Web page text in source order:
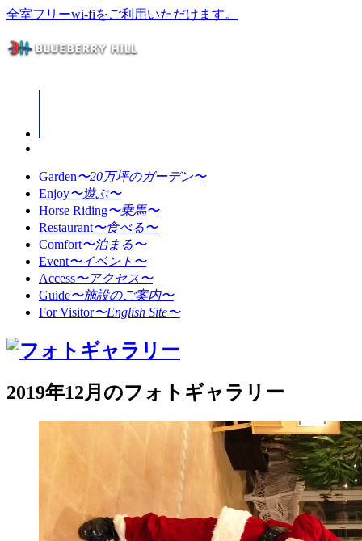
全室フリーwi-fiをご利用いただけます。
Garden〜20万坪のガーデン〜
Enjoy〜遊ぶ〜
Horse Riding〜乗馬〜
Restaurant〜食べる〜
Comfort〜泊まる〜
Event〜イベント〜
Access〜アクセス〜
Guide〜施設のご案内〜
For Visitor〜English Site〜
2019年12月のフォトギャラリー